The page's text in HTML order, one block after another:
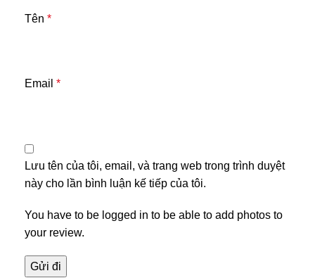
Tên *
Email *
Lưu tên của tôi, email, và trang web trong trình duyệt
này cho lần bình luận kế tiếp của tôi.
You have to be logged in to be able to add photos to
your review.